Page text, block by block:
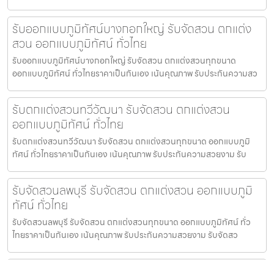
รับออกแบบภูมิทัศน์บางกอกใหญ่ รับจัดสวน ตกแต่ง
สวน ออกแบบภูมิทัศน์ ทั่วไทย
รับออกแบบภูมิทัศน์บางกอกใหญ่ รับจัดสวน ตกแต่งสวนทุกขนาด
ออกแบบภูมิทัศน์ ทั่วไทยราคาเป็นกันเอง เน้นคุณภาพ รับประกันความสว
รับตกแต่งสวนทวีวัฒนา รับจัดสวน ตกแต่งสวน
ออกแบบภูมิทัศน์ ทั่วไทย
รับตกแต่งสวนทวีวัฒนา รับจัดสวน ตกแต่งสวนทุกขนาด ออกแบบภูมิ
ทัศน์ ทั่วไทยราคาเป็นกันเอง เน้นคุณภาพ รับประกันความสวยงาม รับ
รับจัดสวนลพบุรี รับจัดสวน ตกแต่งสวน ออกแบบภูมิ
ทัศน์ ทั่วไทย
รับจัดสวนลพบุรี รับจัดสวน ตกแต่งสวนทุกขนาด ออกแบบภูมิทัศน์ ทั่ว
ไทยราคาเป็นกันเอง เน้นคุณภาพ รับประกันความสวยงาม รับจัดสว